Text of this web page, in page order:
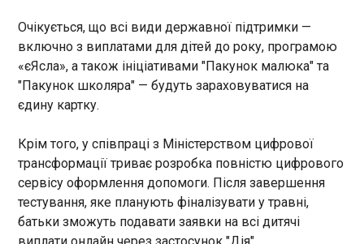
Mastercard у березні–квітні
2026 року.
об'єктах на Близькому Сході.
Розслідування CNN
оприлюднило докази значних
пошкоджень щонайменше 16
баз США у восьми країнах
Бюрінг у Кувейті, наразі
майже порожні та фактично
непридатні для використання
після тижневих атак ракетами
та безпілотниками.
ЧИТАТЬ
У ПС заявили про знищення сотень "шахедів"
Російські загарбники зранку і вдень запустили
по Україні ще сотні безпілотників різних типів.
Більшість ворожих цілей було знищено,
повідомили Повітряні сили ЗСУ в п’ятницю, 1
травня. Вказано, що противник атакував 409
ударними БпЛА типу Shahed (в т.ч. реактивними),
Очікується, що всі види державної підтримки —
включно з виплатами для дітей до року, програмою
«єЯсла», а також ініціативами "Пакунок малюка" та
"Пакунок школяра" — будуть зараховуватися на
єдину картку.
Крім того, у співпраці з Міністерством цифрової
трансформації триває розробка повністю цифрового
сервісу оформлення допомоги. Після завершення
тестування, яке планують фіналізувати у травні,
батьки зможуть подавати заявки на всі дитячі